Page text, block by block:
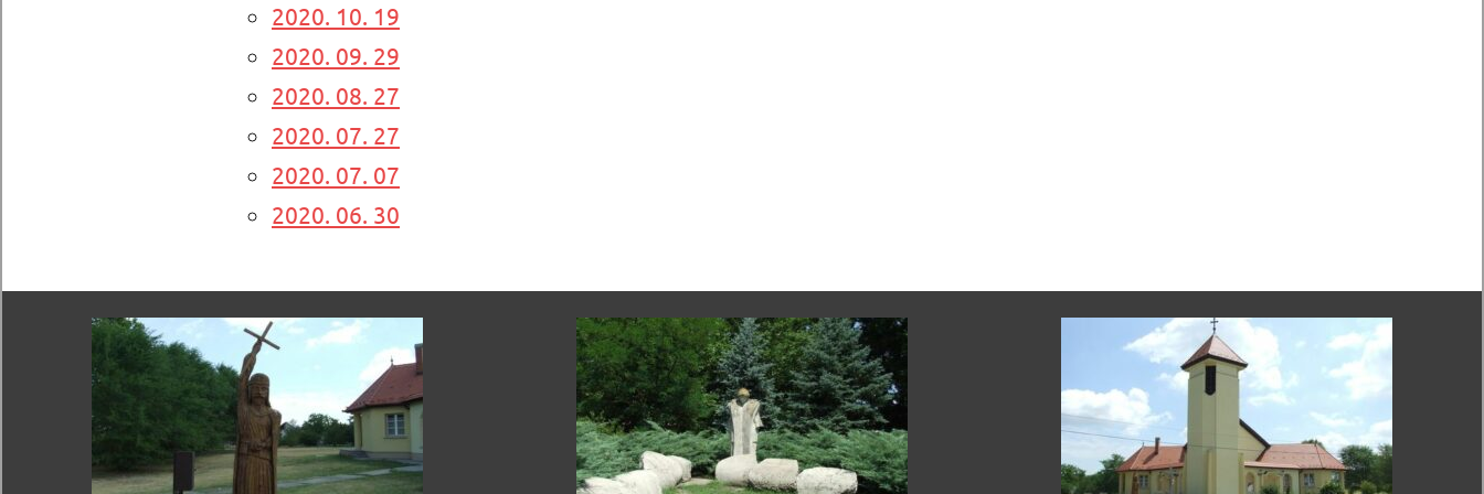
2020. 10. 19
2020. 09. 29
2020. 08. 27
2020. 07. 27
2020. 07. 07
2020. 06. 30